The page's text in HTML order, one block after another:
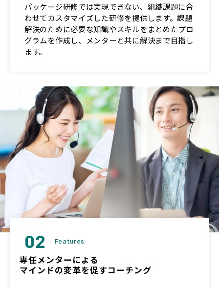
パッケージ研修では実現できない、組織課題に合
わせてカスタマイズした研修を提供します。課題
解決のために必要な知識やスキルをまとめたプロ
グラムを作成し、メンターと共に解決まで目指し
ます。
02 Features
専任メンターによる
マインドの変革を促すコーチング